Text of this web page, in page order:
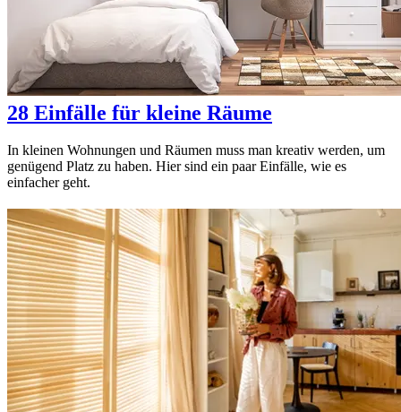
28 Einfälle für kleine Räume
In kleinen Wohnungen und Räumen muss man kreativ werden, um
genügend Platz zu haben. Hier sind ein paar Einfälle, wie es
einfacher geht.